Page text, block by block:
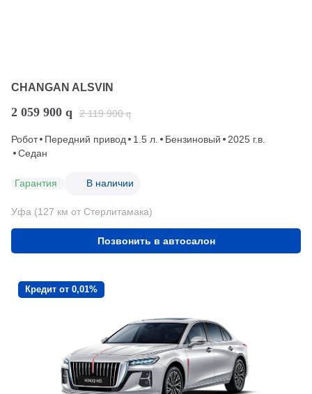
CHANGAN ALSVIN
2 059 900 q 2 119 900 q
Робот Передний привод 1.5 л. Бензиновый
2025 г.в.
Седан
Гарантия В наличии
Уфа (127 км от Стерлитамака)
Позвонить в автосалон
Кредит от 0,01%